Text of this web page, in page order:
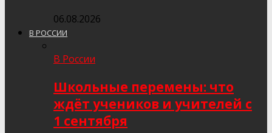
06.08.2026
В РОССИИ
В России
Школьные перемены: что
ждёт учеников и учителей с
1 сентября